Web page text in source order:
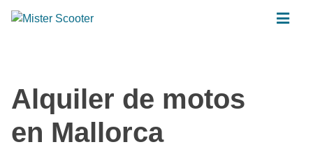
Alquiler de motos
en Mallorca